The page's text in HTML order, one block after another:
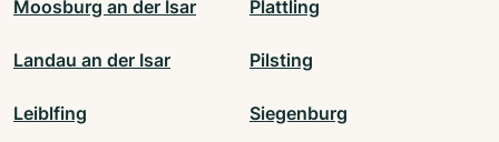
Moosburg an der Isar Plattling
Landau an der Isar Pilsting
Leiblfing Siegenburg